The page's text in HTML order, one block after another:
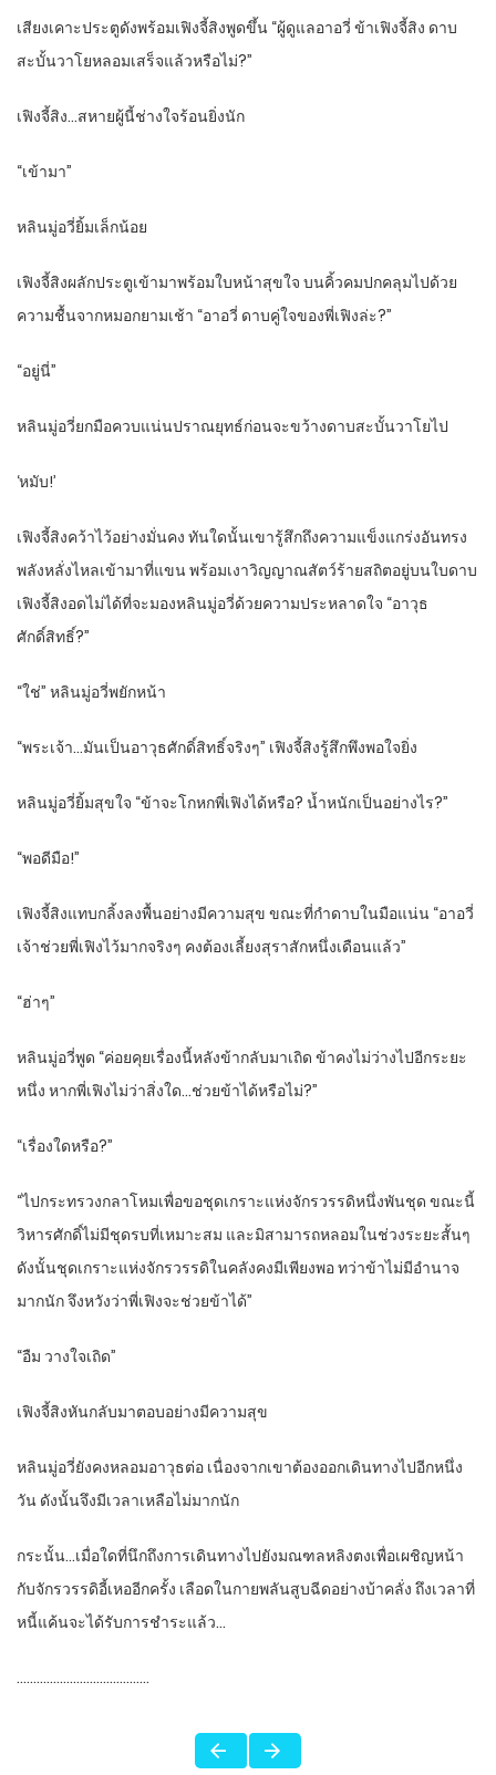
เสียงเคาะประตูดังพร้อมเฟิงจี้สิงพูดขึ้น “ผู้ดูแลอาอวี่ ข้าเฟิงจี้สิง ดาบ
สะบั้นวาโยหลอมเสร็จแล้วหรือไม่?”
เฟิงจี้สิง…สหายผู้นี้ช่างใจร้อนยิ่งนัก
“เข้ามา”
หลินมู่อวี่ยิ้มเล็กน้อย
เฟิงจี้สิงผลักประตูเข้ามาพร้อมใบหน้าสุขใจ บนคิ้วคมปกคลุมไปด้วย
ความชื้นจากหมอกยามเช้า “อาอวี่ ดาบคู่ใจของพี่เฟิงล่ะ?”
“อยู่นี่”
หลินมู่อวี่ยกมือควบแน่นปราณยุทธ์ก่อนจะขว้างดาบสะบั้นวาโยไป
‘หมับ!’
เฟิงจี้สิงคว้าไว้อย่างมั่นคง ทันใดนั้นเขารู้สึกถึงความแข็งแกร่งอันทรง
พลังหลั่งไหลเข้ามาที่แขน พร้อมเงาวิญญาณสัตว์ร้ายสถิตอยู่บนใบดาบ
เฟิงจี้สิงอดไม่ได้ที่จะมองหลินมู่อวี่ด้วยความประหลาดใจ “อาวุธ
ศักดิ์สิทธิ์?”
“ใช่” หลินมู่อวี่พยักหน้า
“พระเจ้า…มันเป็นอาวุธศักดิ์สิทธิ์จริงๆ” เฟิงจี้สิงรู้สึกพึงพอใจยิ่ง
หลินมู่อวี่ยิ้มสุขใจ “ข้าจะโกหกพี่เฟิงได้หรือ? น้ำหนักเป็นอย่างไร?”
“พอดีมือ!”
เฟิงจี้สิงแทบกลิ้งลงพื้นอย่างมีความสุข ขณะที่กำดาบในมือแน่น “อาอวี่
เจ้าช่วยพี่เฟิงไว้มากจริงๆ คงต้องเลี้ยงสุราสักหนึ่งเดือนแล้ว”
“ฮ่าๆ”
หลินมู่อวี่พูด “ค่อยคุยเรื่องนี้หลังข้ากลับมาเถิด ข้าคงไม่ว่างไปอีกระยะ
หนึ่ง หากพี่เฟิงไม่ว่าสิ่งใด…ช่วยข้าได้หรือไม่?”
“เรื่องใดหรือ?”
“ไปกระทรวงกลาโหมเพื่อขอชุดเกราะแห่งจักรวรรดิหนึ่งพันชุด ขณะนี้
วิหารศักดิ์ไม่มีชุดรบที่เหมาะสม และมิสามารถหลอมในช่วงระยะสั้นๆ
ดังนั้นชุดเกราะแห่งจักรวรรดิในคลังคงมีเพียงพอ ทว่าข้าไม่มีอำนาจ
มากนัก จึงหวังว่าพี่เฟิงจะช่วยข้าได้”
“อืม วางใจเถิด”
เฟิงจี้สิงหันกลับมาตอบอย่างมีความสุข
หลินมู่อวี่ยังคงหลอมอาวุธต่อ เนื่องจากเขาต้องออกเดินทางไปอีกหนึ่ง
วัน ดังนั้นจึงมีเวลาเหลือไม่มากนัก
กระนั้น…เมื่อใดที่นึกถึงการเดินทางไปยังมณฑลหลิงตงเพื่อเผชิญหน้า
กับจักรวรรดิอี้เหออีกครั้ง เลือดในกายพลันสูบฉีดอย่างบ้าคลั่ง ถึงเวลาที่
หนี้แค้นจะได้รับการชำระแล้ว…
………………………………….